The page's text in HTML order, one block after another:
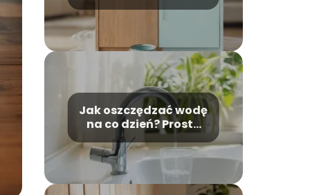
Jak oszczędzać wodę
na co dzień? Proste
sposoby dla każdego